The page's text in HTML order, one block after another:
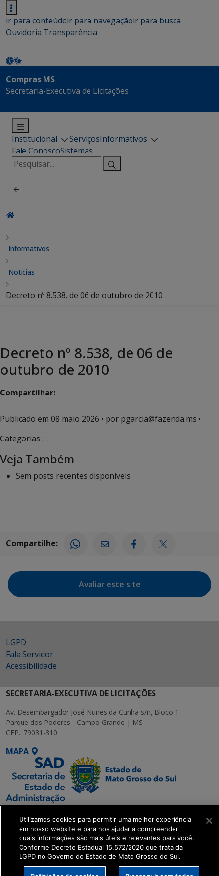
ir para conteúdoir para navegaçãoir para busca
Ouvidoria Transparência
Compras MS
Secretaria-Executiva de Licitações
Institucional ServiçosInformativos
Fale ConoscoSistemas
Pesquisar
por:
Informativos
Notícias
Decreto nº 8.538, de 06 de outubro de 2010
Decreto nº 8.538, de 06 de
outubro de 2010
Compartilhar:
Publicado em 08 maio 2026 • por pgarcia@fazenda.ms •
Categorias :
Veja Também
Sem posts recentes disponíveis.
Compartilhe:
Avaliar este site
LGPD
Fala Servidor
Acessibilidade
SECRETARIA-EXECUTIVA DE LICITAÇÕES
Av. Desembargador José Nunes da Cunha s/n, Bloco 1
Parque dos Poderes - Campo Grande | MS
CEP.: 79031-310
MAPA
SETDIG | Secretaria-
Executiva de
Transformação Digital
get_footer();
Utilizamos cookies para permitir uma melhor experiência
em nosso website e para nos ajudar a compreender
quais informações são mais úteis e relevantes para você.
Conforme Decreto Estadual 15.572/2020 que trata da
LGPD no Governo do Estado de Mato Grosso do Sul.